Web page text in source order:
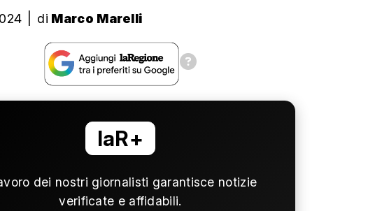
di Marco Marelli
laR+
dei nostri giornalisti garantisce notizie
verificate e affidabili.